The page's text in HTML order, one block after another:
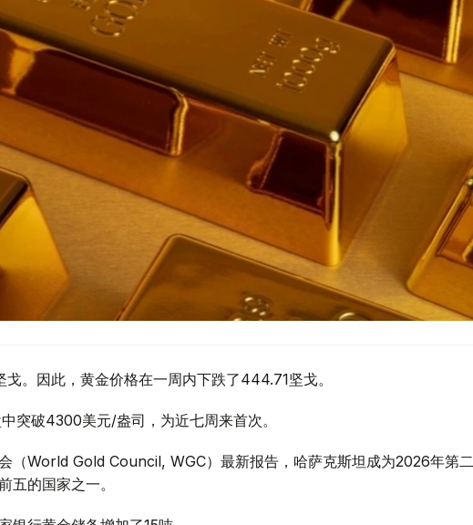
戈。因此，黄金价格在一周内下跌了444.71坚戈。
突破4300美元/盎司，为近七周来首次。
（World Gold Council, WGC）最新报告，哈萨克斯坦成为2026年第二
五的国家之一。